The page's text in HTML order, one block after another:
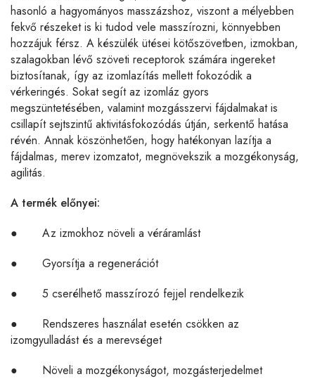
hasonló a hagyományos masszázshoz, viszont a mélyebben
fekvő részeket is ki tudod vele masszírozni, könnyebben
hozzájuk férsz. A készülék ütései kötőszövetben, izmokban,
szalagokban lévő szöveti receptorok számára ingereket
biztosítanak, így az izomlazítás mellett fokozódik a
vérkeringés. Sokat segít az izomláz gyors
megszüntetésében, valamint mozgásszervi fájdalmakat is
csillapít sejtszintű aktivitásfokozódás útján, serkentő hatása
révén. Annak köszönhetően, hogy hatékonyan lazítja a
fájdalmas, merev izomzatot, megnövekszik a mozgékonyság,
agilitás.
A termék előnyei:
● Az izmokhoz növeli a véráramlást
● Gyorsítja a regenerációt
● 5 cserélhető masszírozó fejjel rendelkezik
● Rendszeres használat esetén csökken az
izomgyulladást és a merevséget
● Növeli a mozgékonyságot, mozgásterjedelmet